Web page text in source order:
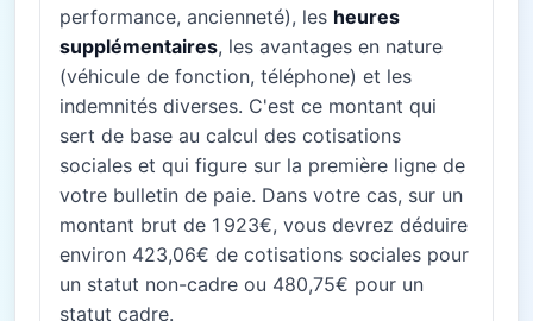
performance, ancienneté), les heures
supplémentaires, les avantages en nature
(véhicule de fonction, téléphone) et les
indemnités diverses. C'est ce montant qui
sert de base au calcul des cotisations
sociales et qui figure sur la première ligne de
votre bulletin de paie. Dans votre cas, sur un
montant brut de 1 923€, vous devrez déduire
environ 423,06€ de cotisations sociales pour
un statut non-cadre ou 480,75€ pour un
statut cadre.